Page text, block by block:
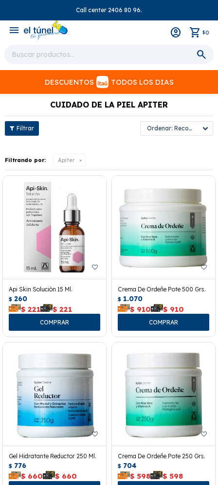
Call center 2406 80 96.
menu $0
DESCUENTOS TODOS LOS DIAS
CUIDADO DE LA PIEL APITER
Recomendados
Filtrando por: Apiter
Api Skin Solución 15 Ml.
$ 260
$ 221 $ 221
Crema De Ordeñe Pote 500 Grs.
$ 1.070
$ 910 $ 910
Gel Hidratante Reductor 250 Ml.
$ 776
$ 660 $ 660
Crema De Ordeñe Pote 250 Grs.
$ 704
$ 598 $ 598
close